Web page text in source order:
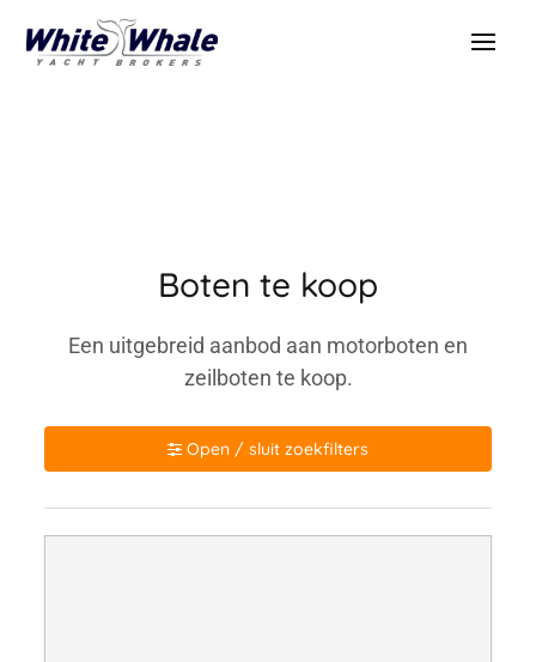
Boten te koop
Een uitgebreid aanbod aan motorboten en
zeilboten te koop.
Open / sluit zoekfilters